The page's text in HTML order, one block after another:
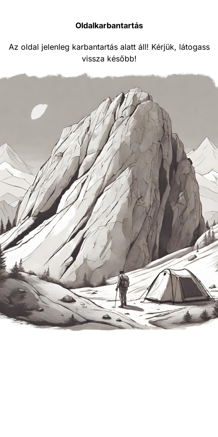
Oldalkarbantartás
Az oldal jelenleg karbantartás alatt áll! Kérjük, látogass
vissza később!